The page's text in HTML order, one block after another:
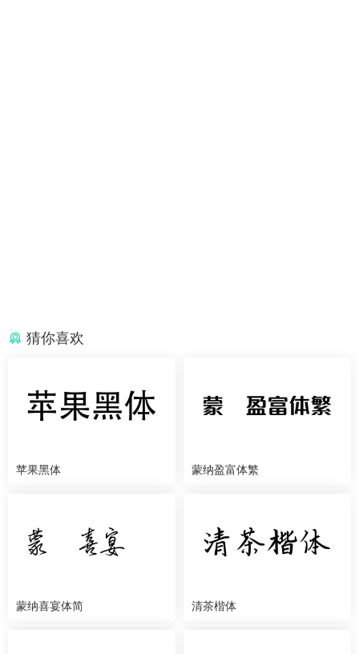
猜你喜欢
苹果黑体 蒙纳盈富体繁
蒙纳喜宴体简 清茶楷体